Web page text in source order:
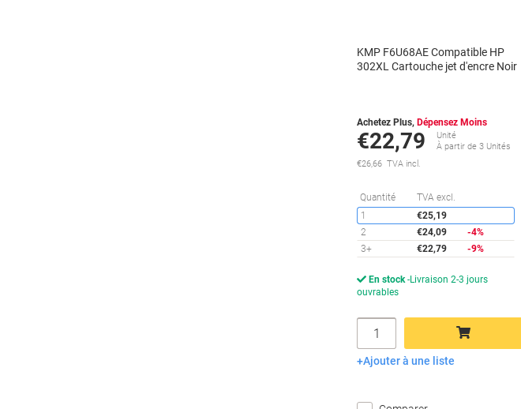
KMP F6U68AE Compatible HP
302XL Cartouche jet d'encre Noir
Achetez Plus, Dépensez Moins
€22,79
Unité
À partir de 3 Unités
€26,66 TVA incl.
Quantité TVA excl.
1
€25,19
2
€24,09
-4%
3+
€22,79 -9%
En stock Livraison 2-3 jours
ouvrables
Quantité
Ajouter au panier
Ajouter à une liste